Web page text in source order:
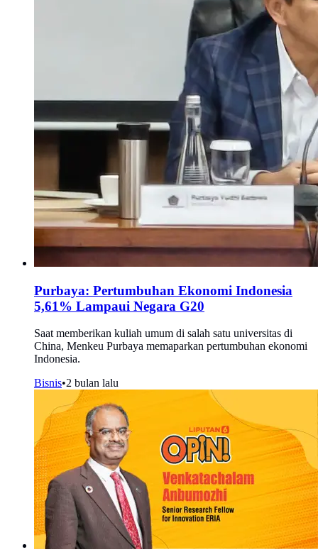
Purbaya: Pertumbuhan Ekonomi Indonesia
5,61% Lampaui Negara G20
Saat memberikan kuliah umum di salah satu universitas di
China, Menkeu Purbaya memaparkan pertumbuhan ekonomi
Indonesia.
Bisnis•2 bulan lalu